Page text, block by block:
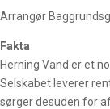
Arrangør
Fakta
Herning Vand er et
Selskabet leverer
sørger desuden for